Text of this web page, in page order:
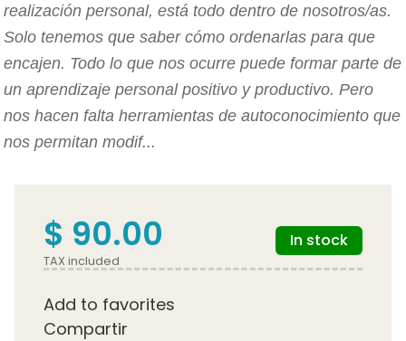
realización personal, está todo dentro de nosotros/as.
Solo tenemos que saber cómo ordenarlas para que
encajen. Todo lo que nos ocurre puede formar parte de
un aprendizaje personal positivo y productivo. Pero
nos hacen falta herramientas de autoconocimiento que
nos permitan modif...
$ 90.00
TAX included
In stock
Add to favorites
Compartir